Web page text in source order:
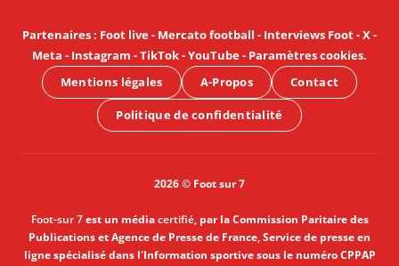
Partenaires: Foot live- Mercato football - Interviews Foot-X-
Meta - Instagram -TikTok-YouTube- Paramètres cookies.
Mentions légales
A-Propos Contact
Politique de confidentialité
2026 © Foot sur 7
Foot-sur 7est un médiacertifié, par la Commission Paritaire des
Publications et Agence de Presse de France, Service de presse en
ligne spécialisé dans l'Information sportive sous le numéro CPPAP